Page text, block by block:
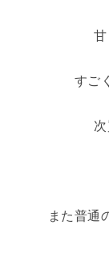
すご
また普通